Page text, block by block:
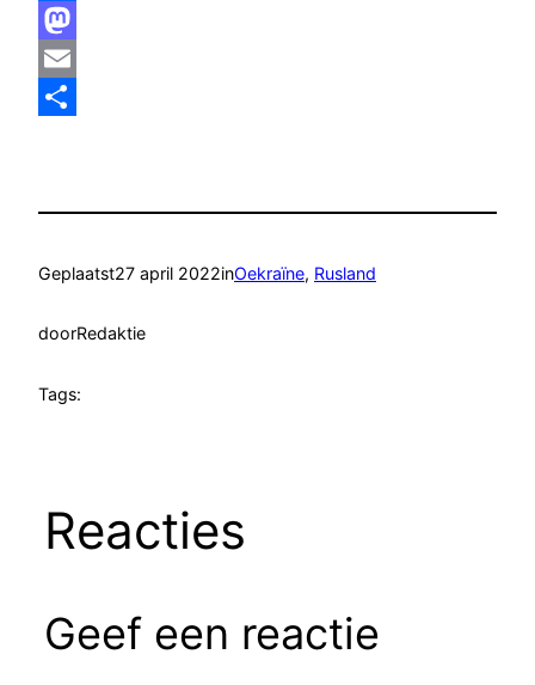
Facebook
Mastodon
Email
Geplaatst27 april 2022inOekraïne, Rusland
doorRedaktie
Tags:
Reacties
Geef een reactie